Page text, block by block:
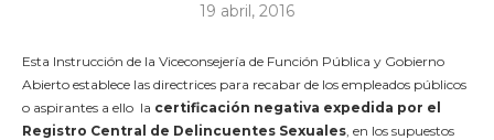
19 abril, 2016
Esta Instrucción de la Viceconsejería de Función Pública y Gobierno
Abierto establece las directrices para recabar de los empleados públicos
o aspirantes a ello la certificación negativa expedida por el
Registro Central de Delincuentes Sexuales, en los supuestos